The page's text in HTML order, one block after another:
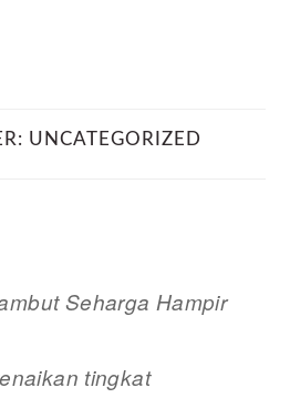
UNCATEGORIZED
Seharga Hampir
tingkat